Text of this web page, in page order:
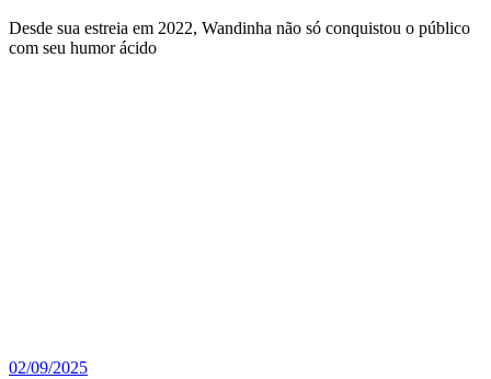
Desde sua estreia em 2022, Wandinha não só conquistou o público
com seu humor ácido
02/09/2025